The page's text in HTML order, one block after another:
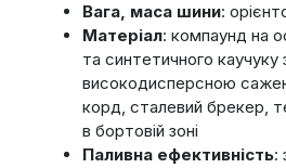
Вага, маса шини:
Матеріал: компаунд на
та синтетичного каучуку
високодисперсною
корд, сталевий брекер,
в бортовій зоні
Паливна ефективність: